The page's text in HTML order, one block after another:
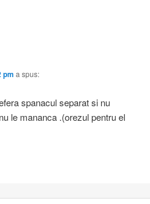
pm a spus:
spanacul separat si nu
le mananca .(orezul pentru el